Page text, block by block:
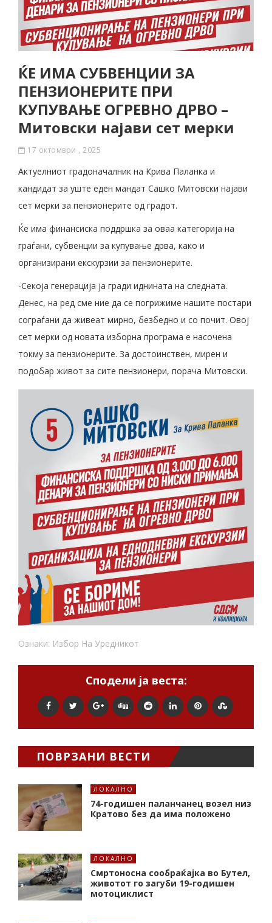
ЌЕ ИМА СУБВЕНЦИИ ЗА
ПЕНЗИОНЕРИТЕ ПРИ
КУПУВАЊЕ ОГРЕВНО ДРВО –
Митовски најави сет мерки
17 октомври , 2025
Актуелниот градоначалник на Крива Паланка и
кандидат за уште еден мандат Сашко Митовски најави
сет мерки за пензионерите од градот.
Ќе има финансиска поддршка за оваа категорија на
граѓани, субвенции за купување дрва, како и
организирани екскурзии за пензионерите.
-Секоја генерација ја гради иднината на следната.
Денес, на ред сме ние да се погрижиме нашите постари
сограѓани да живеат мирно, безбедно и со почит. Овој
сет мерки од новата изборна програма е насочена
токму за пензионерите. За достоинствен, мирен и
подобар живот за сите пензионери, порача Митовски.
Ознаки: Избор На Уредникот
Сподели ја веста:
ПОВРЗАНИ ВЕСТИ
ЛОКАЛНО
74-годишен паланчанец возел низ
Кратово без да има положено
ЛОКАЛНО
Смртоносна сообраќајка во Бутел,
животот го загуби 19-годишен
мотоциклист